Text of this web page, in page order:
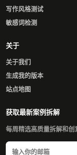
写作风格测试
敏感词检测
关于
关于我们
生成我的版本
站点地图
获取最新案例拆解
每周精选高质量拆解和创